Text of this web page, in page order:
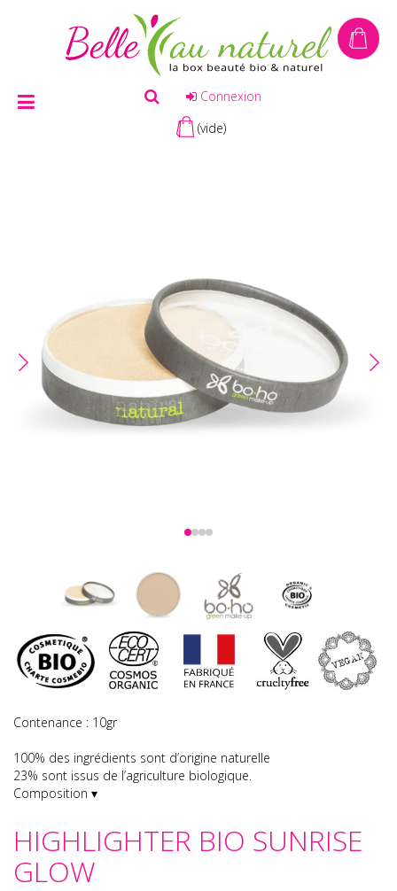
Connexion
(vide)
Contenance : 10gr
100% des ingrédients sont d’origine naturelle
23% sont issus de l’agriculture biologique.
Composition ▾
HIGHLIGHTER BIO SUNRISE
GLOW